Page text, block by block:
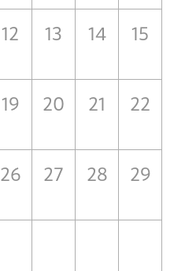
12 13 14 15
19 20 21 22
26 27 28 29